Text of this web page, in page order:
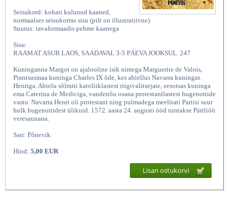
Seisukord: kohati kulunud kaaned,
normaalses seisukorras sisu (pilt on illustratiivne)
Suurus: tavaformaadis pehme kaanega
Sisu:
RAAMAT ASUB LAOS, SAADAVAL 3-5 PÄEVA JOOKSUL. 247
Kuninganna Margot on ajalooline isik nimega Marguerite de Valois,
Prantsusmaa kuninga Charles IX õde, kes abiellus Navarra kuningas
Henriga. Abielu sõlmiti katoliiklastest riigivalitsejate, eesotsas kuninga
ema Caterina de Mediciga, vandenõu osana protestantlastest hugenottide
vastu. Navarra Henri oli protestant ning pulmadega meelitati Pariisi suur
hulk hugenottidest ülikuid. 1572. aasta 24. augusti ööd tuntakse Pärtliöö
veresaunana.
Sari: Põnevik
Hind: 5,00 EUR
Lisan ostukorvi